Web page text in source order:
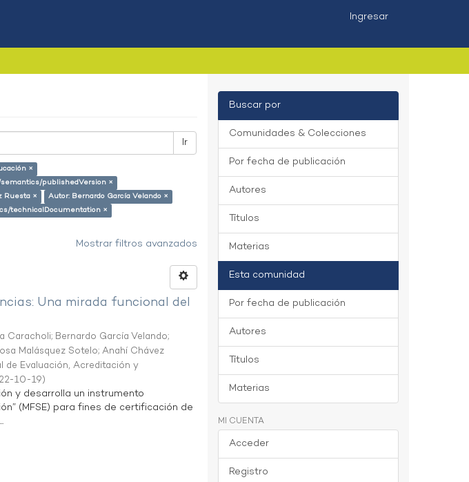
Ingresar
Ir
×
publishedVersion ×
Ruesta ×
Autor: Bernardo García Velando ×
technicalDocumentation ×
Mostrar filtros avanzados
Una mirada funcional del
Caracholi; Bernardo García Velando;
Malásquez Sotelo;Anahí Chávez
de Evaluación, Acreditación y
10-19)
y desarrolla un instrumento
(MFSE) para fines de certificación de
Buscar por
Comunidades & Colecciones
Por fecha de publicación
Autores
Títulos
Materias
Esta comunidad
Por fecha de publicación
Autores
Títulos
Materias
MI CUENTA
Acceder
Registro